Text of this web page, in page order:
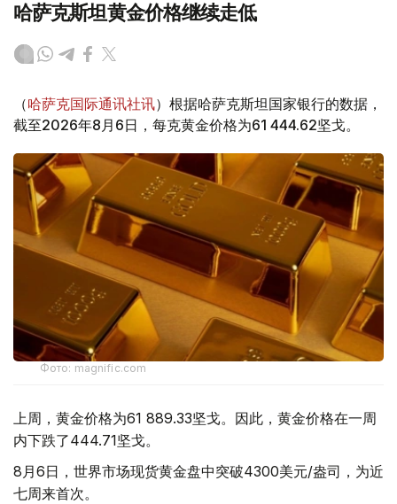
哈萨克斯坦黄金价格继续走低
（哈萨克国际通讯社讯）根据哈萨克斯坦国家银行的数据，
截至2026年8月6日，每克黄金价格为61 444.62坚戈。
Фото: magnific.com
上周，黄金价格为61 889.33坚戈。因此，黄金价格在一周
内下跌了444.71坚戈。
8月6日，世界市场现货黄金盘中突破4300美元/盎司，为近
七周来首次。